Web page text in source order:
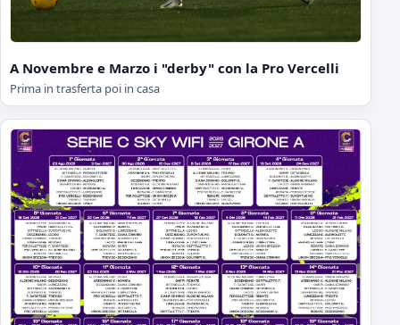
A Novembre e Marzo i "derby" con la Pro Vercelli
Prima in trasferta poi in casa